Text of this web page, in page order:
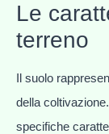
Le
terreno
Il suolo
della
specifiche